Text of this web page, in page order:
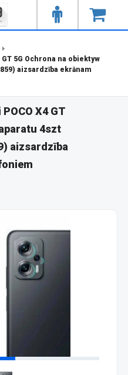
5G Ochrona na obiektyw
aizsardzība ekrānam
X4 GT
4szt
aizsardzība